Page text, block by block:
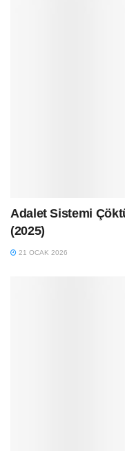
Adalet Sistemi
(2025)
21 OCAK 2026